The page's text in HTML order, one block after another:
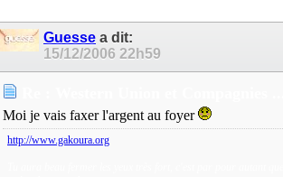
Guesse a dit:
15/12/2006 22h59
Moi je vais faxer l'argent au foyer
http://www.gakoura.org